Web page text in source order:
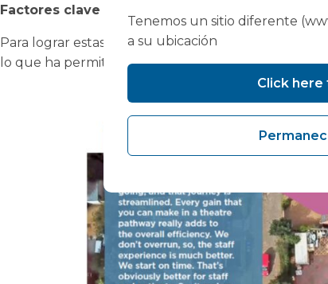
Factores clave de éxito:
Para lograr estas fantásticas cifras de rendimiento
lo que ha permitido alcanzar una cifra de uso de
Tenemos un sitio diferente
a su ubicación
Click here